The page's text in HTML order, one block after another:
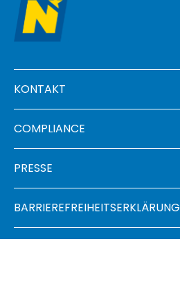
KONTAKT
COMPLIANCE
PRESSE
BARRIEREFREIHEITSERKLÄRUNG